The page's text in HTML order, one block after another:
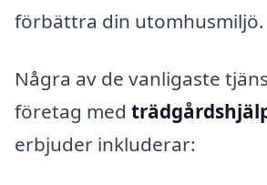
förbättra din utomhusmiljö.
Några av de vanligaste
företag med
erbjuder inkluderar: